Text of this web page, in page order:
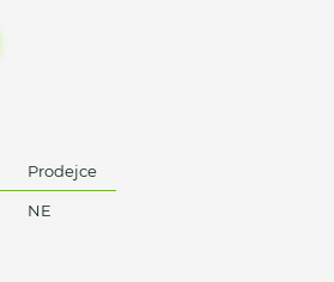
Prodejce
NE